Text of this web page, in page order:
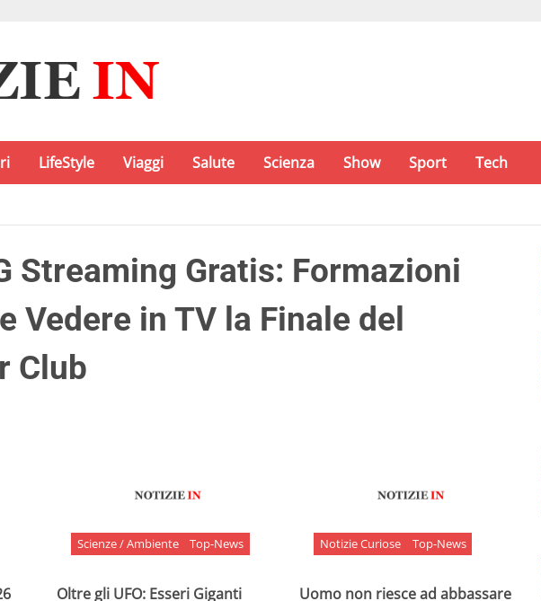
LifeStyle Viaggi Salute Scienza Show Sport Tech
Streaming Gratis: Formazioni
Vedere in TV la Finale del
Club
Scienze / Ambiente Top-News
Oltre gli UFO: Esseri Giganti
Notizie Curiose Top-News
Uomo non riesce ad abbassare